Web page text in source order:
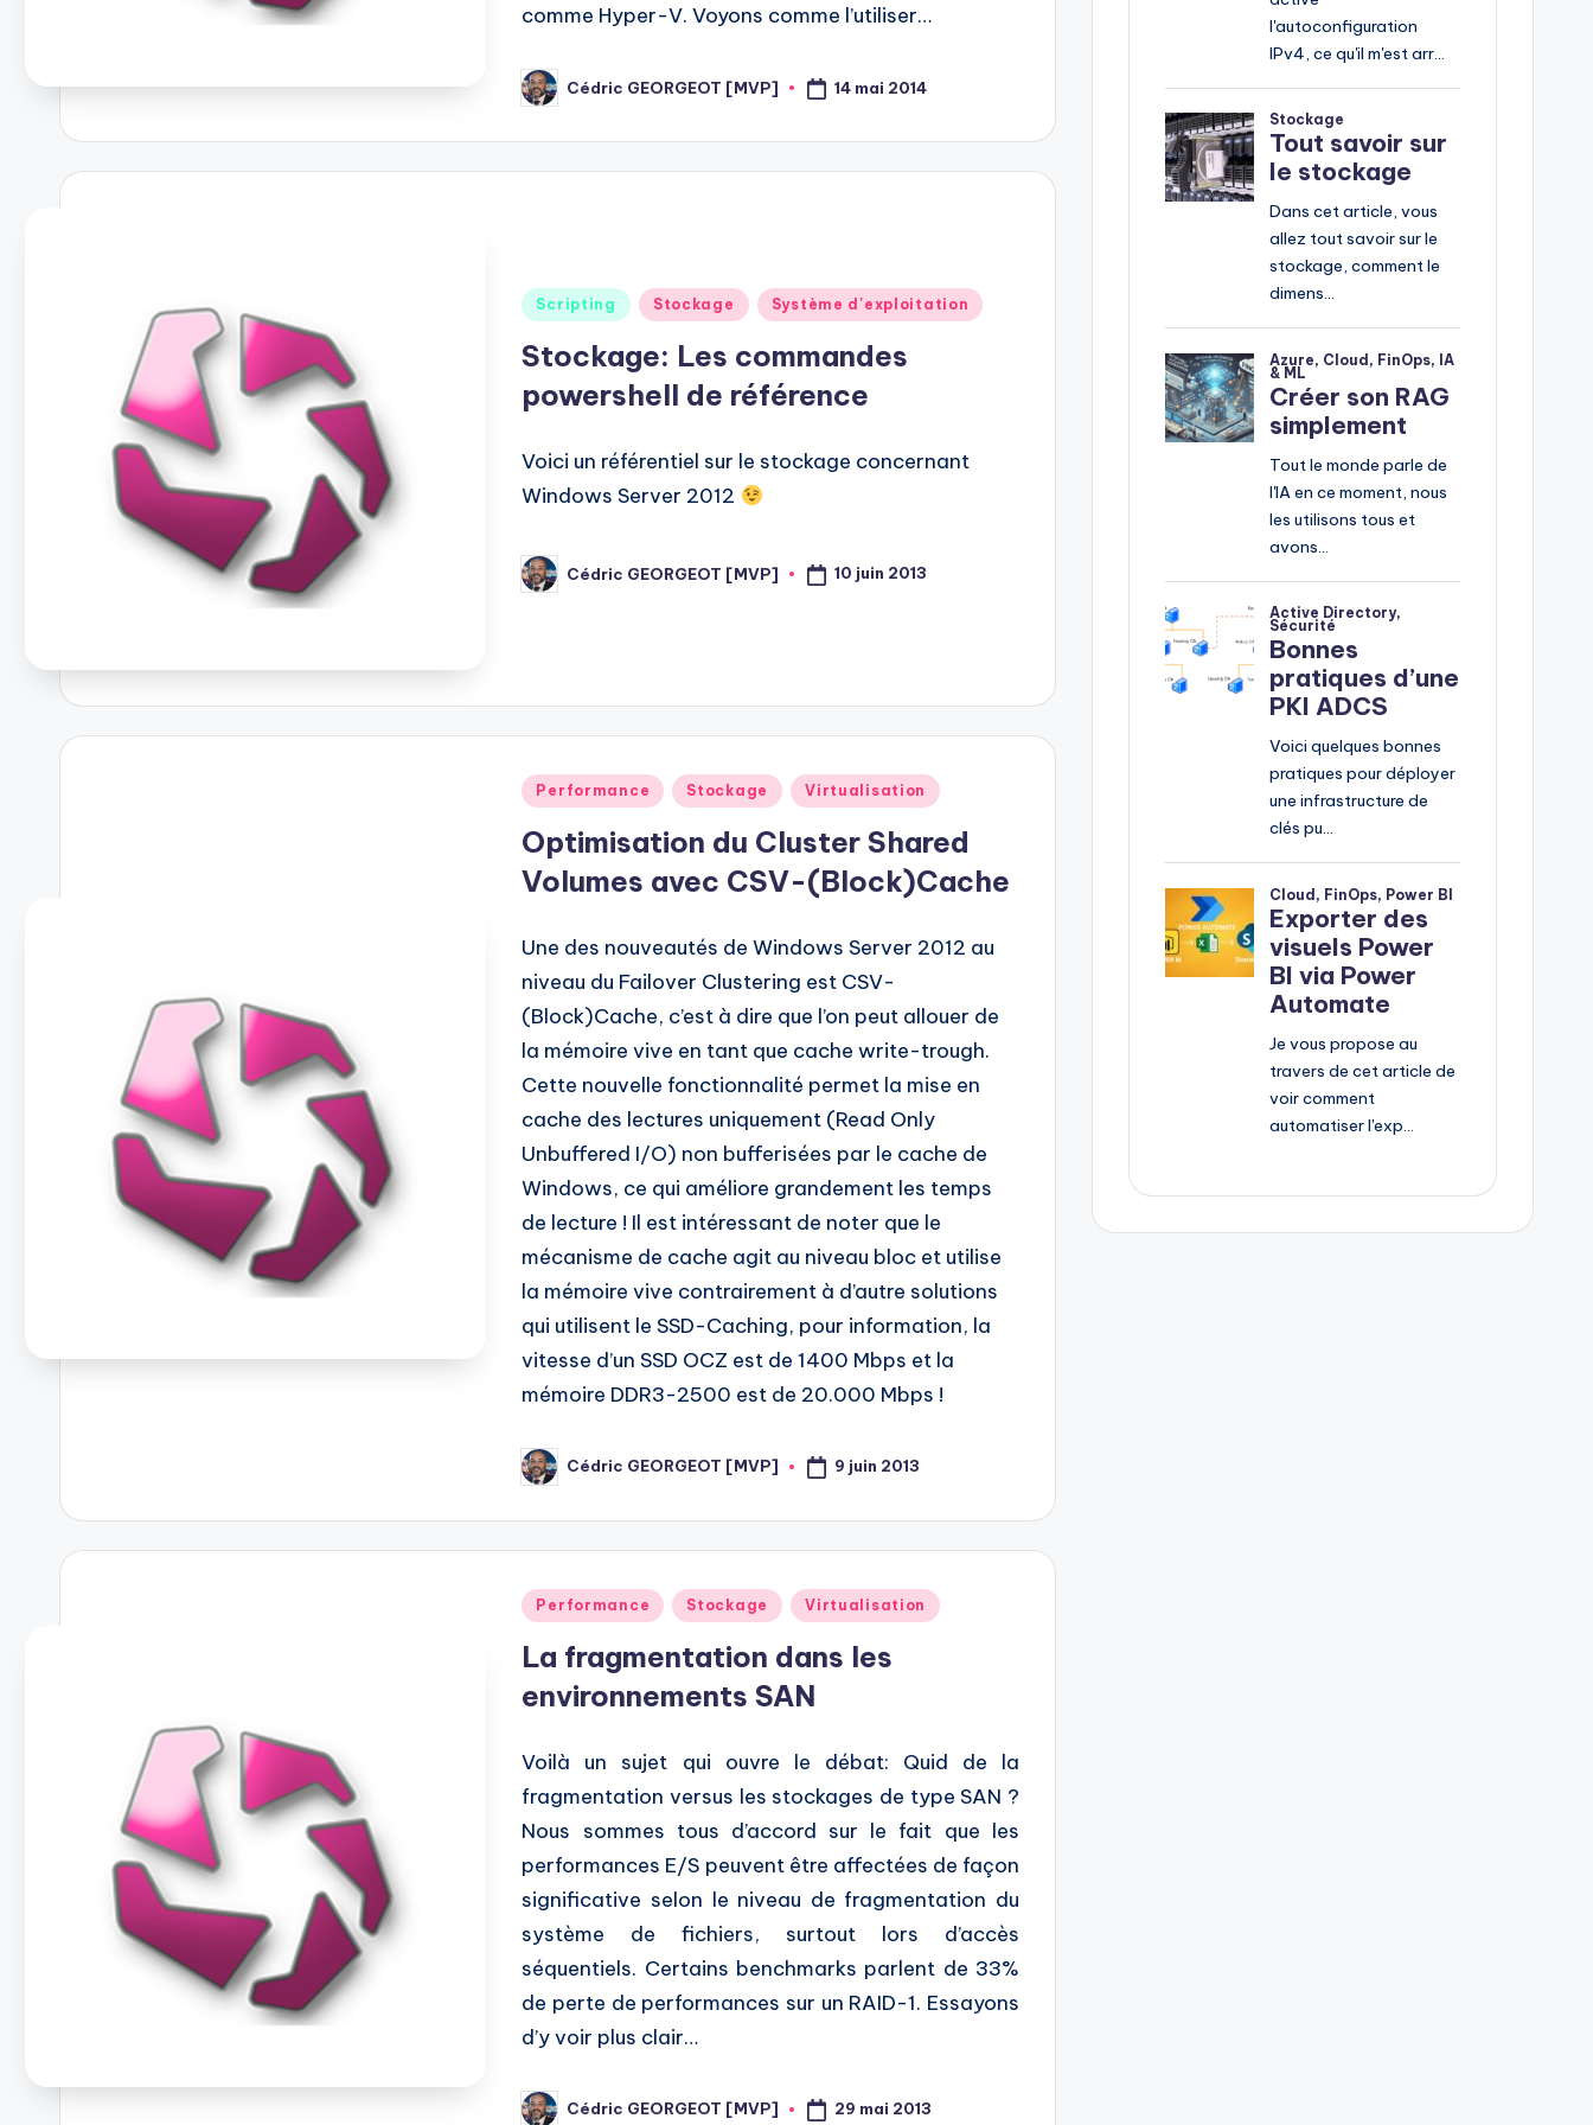
comme Hyper-V. Voyons comme l’utiliser…
Posted
by
Cédric GEORGEOT [MVP] 14 mai 2014
Posted
Scripting Stockage Système d'exploitation
Stockage: Les commandes
powershell de référence
Voici un référentiel sur le stockage concernant
Windows Server 2012
Posted
by
Cédric GEORGEOT [MVP] 10 juin 2013
Posted
Performance Stockage Virtualisation
Optimisation du Cluster Shared
Volumes avec CSV-(Block)Cache
Une des nouveautés de Windows Server 2012 au
niveau du Failover Clustering est CSV-
(Block)Cache, c’est à dire que l’on peut allouer de
la mémoire vive en tant que cache write-trough.
Cette nouvelle fonctionnalité permet la mise en
cache des lectures uniquement (Read Only
Unbuffered I/O) non bufferisées par le cache de
Windows, ce qui améliore grandement les temps
de lecture ! Il est intéressant de noter que le
mécanisme de cache agit au niveau bloc et utilise
la mémoire vive contrairement à d’autre solutions
qui utilisent le SSD-Caching, pour information, la
vitesse d’un SSD OCZ est de 1400 Mbps et la
mémoire DDR3-2500 est de 20.000 Mbps !
Posted
by
Cédric GEORGEOT [MVP] 9 juin 2013
Posted
Performance Stockage Virtualisation
La fragmentation dans les
environnements SAN
Voilà un sujet qui ouvre le débat: Quid de la
fragmentation versus les stockages de type SAN ?
Nous sommes tous d’accord sur le fait que les
performances E/S peuvent être affectées de façon
significative selon le niveau de fragmentation du
système de fichiers, surtout lors d’accès
séquentiels. Certains benchmarks parlent de 33%
de perte de performances sur un RAID-1. Essayons
d’y voir plus clair…
PostedCédric GEORGEOT [MVP] 29 mai 2013